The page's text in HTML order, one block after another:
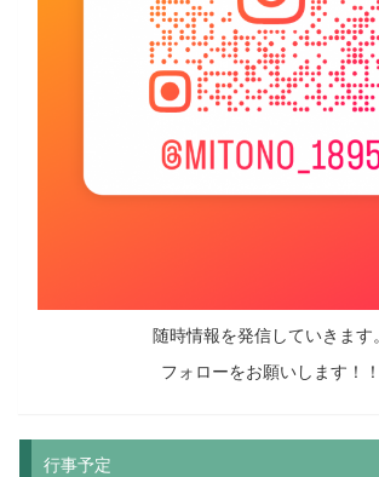
随時情報を発信していきます。
フォローをお願いします！！
行事予定